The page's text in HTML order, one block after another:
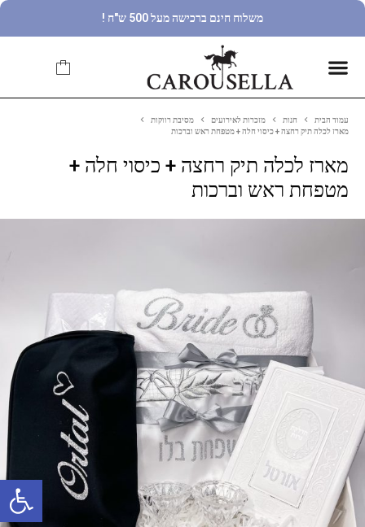
פתח סרגל נגישות
משלוח חינם ברכישה מעל 500 ש"ח !
עמוד הבית חנות מזכרות לאירועים
מסיבת רווקות
מארז לכלה תיק רחצה + כיסוי חלה + מטפחת ראש וברכות
מארז לכלה תיק רחצה + כיסוי חלה +
מטפחת ראש וברכות